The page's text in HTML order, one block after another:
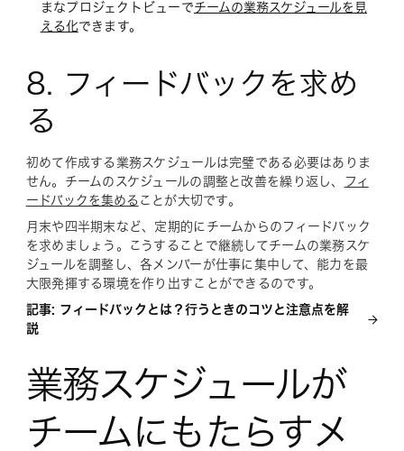
まなプロジェクトビューでチームの業務スケジュールを見
える化できます。
8. フィードバックを求め
る
初めて作成する業務スケジュールは完璧である必要はありま
せん。チームのスケジュールの調整と改善を繰り返し、
フィ
ードバックを集める ことが大切です。
月末や四半期末など、定期的にチームからのフィードバック
を求めましょう。こうすることで継続してチームの業務スケ
ジュールを調整し、各メンバーが仕事に集中して、能力を最
大限発揮する環境を作り出すことができるのです。
記事: フィードバックとは？行うときのコツと注意点を解
説
業務スケジュールが
チームにもたらすメ